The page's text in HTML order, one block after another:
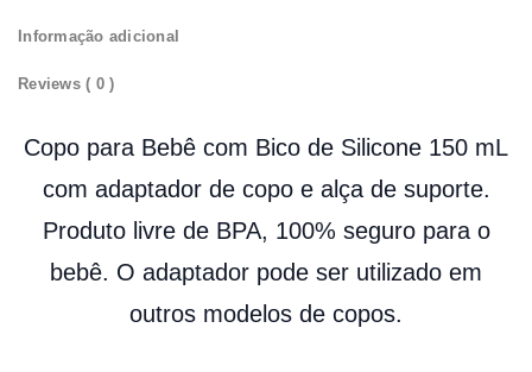
Informação adicional
Reviews ( 0 )
Copo para Bebê com Bico de Silicone 150 mL
com adaptador de copo e alça de suporte.
Produto livre de BPA, 100% seguro para o
bebê. O adaptador pode ser utilizado em
outros modelos de copos.